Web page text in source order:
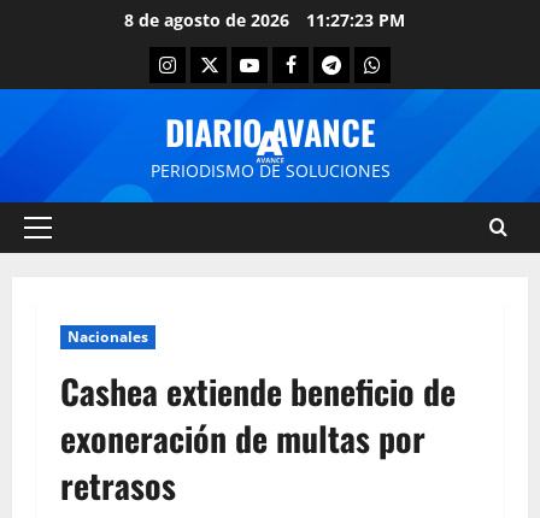
8 de agosto de 2026 11:27:23 PM
DIARIO AVANCE
PERIODISMO DE SOLUCIONES
Nacionales
Cashea extiende beneficio de
exoneración de multas por
retrasos